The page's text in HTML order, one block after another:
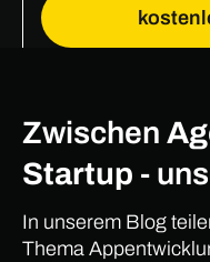
Zwischen
Startup -
In unserem Blog
Thema